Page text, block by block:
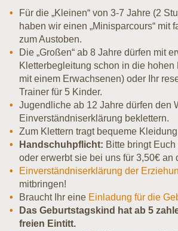
Für die „Kleinen“ von 3-7 Jahre (2
haben wir einen „Minisparcours“ mit
zum Austoben.
Die „Großen“ ab 8 Jahre dürfen mit
Kletterbegleitung schon in die hohen
mit einem Erwachsenen) oder Ihr
Trainer für 5 Kinder.
Jugendliche ab 12 Jahre dürfen den
Einverständniserklärung beklettern.
Zum Klettern tragt bequeme
Handschuhpflicht: Bitte bringt
oder erwerbt sie bei uns für 3,50€ an
Einverständniserklärung der
mitbringen!
Braucht Ihr eine Einladung für die
Das Geburtstagskind hat ab 5
freien Eintitt.